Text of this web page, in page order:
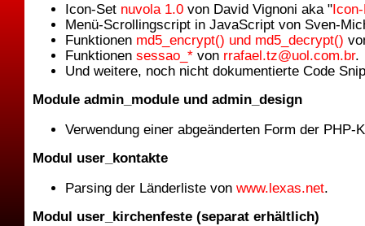
Icon-Set nuvola 1.0 von David Vignoni aka "
Menü-Scrollingscript in JavaScript von Sven-
Funktionen md5_encrypt() und md5_decrypt()
Funktionen sessao_* von rrafael.tz@uol.com.br.
Und weitere, noch nicht dokumentierte Code
Module admin_module und admin_design
Verwendung einer abgeänderten Form der PHP-
Modul user_kontakte
Parsing der Länderliste von www.lexas.net.
Modul user_kirchenfeste (separat erhältlich)